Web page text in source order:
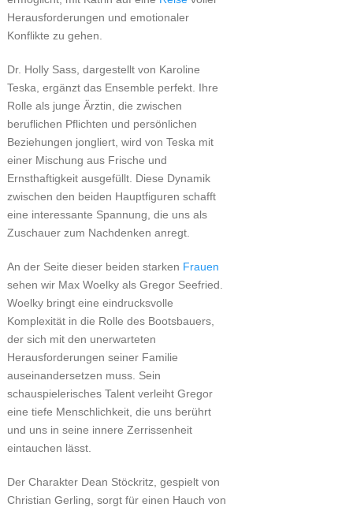
Herausforderungen und emotionaler
Konflikte zu gehen.
Dr. Holly Sass, dargestellt von Karoline
Teska, ergänzt das Ensemble perfekt. Ihre
Rolle als junge Ärztin, die zwischen
beruflichen Pflichten und persönlichen
Beziehungen jongliert, wird von Teska mit
einer Mischung aus Frische und
Ernsthaftigkeit ausgefüllt. Diese Dynamik
zwischen den beiden Hauptfiguren schafft
eine interessante Spannung, die uns als
Zuschauer zum Nachdenken anregt.
An der Seite dieser beiden starken Frauen
sehen wir Max Woelky als Gregor Seefried.
Woelky bringt eine eindrucksvolle
Komplexität in die Rolle des Bootsbauers,
der sich mit den unerwarteten
Herausforderungen seiner Familie
auseinandersetzen muss. Sein
schauspielerisches Talent verleiht Gregor
eine tiefe Menschlichkeit, die uns berührt
und uns in seine innere Zerrissenheit
eintauchen lässt.
Der Charakter Dean Stöckritz, gespielt von
Christian Gerling, sorgt für einen Hauch von